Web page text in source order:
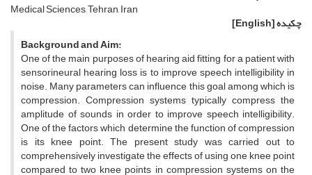
Medical Sciences, Tehran, Iran
چکیده[English]
Background and Aim:
One of the main purposes of hearing aid fitting for a patient with
sensorineural hearing loss is to improve speech intelligibility in
noise. Many parameters can influence this goal among which is
compression. Compression systems typically compress the
amplitude of sounds in order to improve speech intelligibility.
One of the factors which determine the function of compression
is its knee point. The present study was carried out to
comprehensively investigate the effects of using one knee point
compared to two knee points in compression systems on the